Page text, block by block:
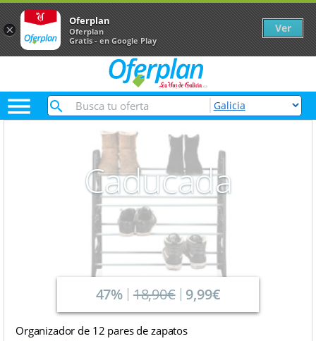

Caducada
47% 18,90€ 9,99€
Organizador de 12 pares de zapatos
×
Oferplan
Oferplan
Gratis - en Google Play
Ver